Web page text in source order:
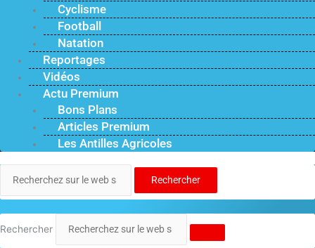
Cyclisme
Football
Natation
Reportages
Vidéos
Actu Premium
Bons Plans
Articles Premium
Les Antilles Agricoles
Rechercher
Rechercher